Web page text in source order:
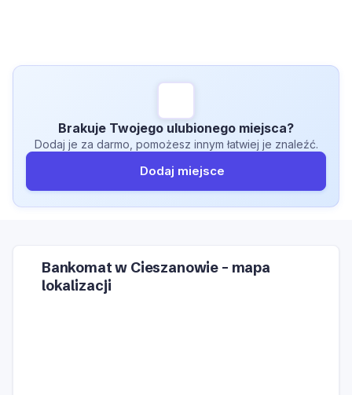
Brakuje Twojego ulubionego miejsca?
Dodaj je za darmo, pomożesz innym łatwiej je znaleźć.
Dodaj miejsce
Bankomat w Cieszanowie – mapa
lokalizacji